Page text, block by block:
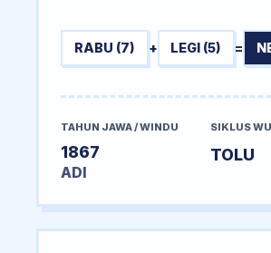
RABU (7) + LEGI (5) =
TAHUN JAWA / WINDU
1867
ADI
SIKLUS
TOLU